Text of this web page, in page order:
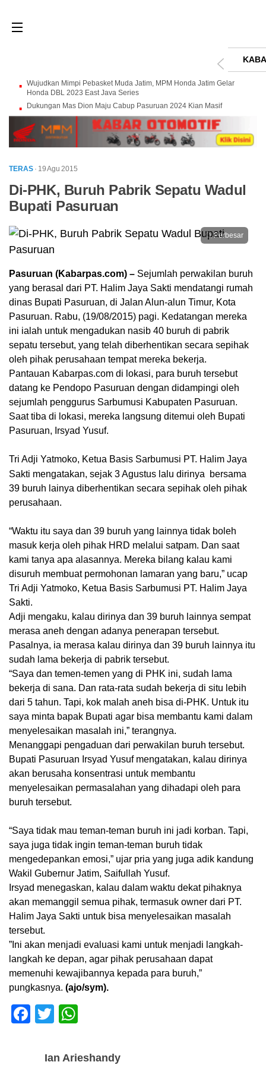
Wujudkan Mimpi Pebasket Muda Jatim, MPM Honda Jatim Gelar
Honda DBL 2023 East Java Series
Dukungan Mas Dion Maju Cabup Pasuruan 2024 Kian Masif
TERAS · 19 Agu 2015
Di-PHK, Buruh Pabrik Sepatu Wadul
Bupati Pasuruan
Perbesar
Pasuruan (Kabarpas.com) – Sejumlah perwakilan‎ buruh
yang berasal dari PT. Halim Jaya‎ Sakti mendatangi rumah
dinas Bupati Pasuruan, di Jalan Alun-alun Timur, Kota
Pasuruan. Rabu, (19/08/2015) pagi. Kedatangan mereka
ini ialah untuk mengadukan nasib 40 buruh di pabrik
sepatu tersebut, yang telah diberhentikan secara sepihak
oleh pihak perusahaan tempat mereka bekerja.
Pantauan Kabarpas.com di lokasi‎, para buruh tersebut
datang ke Pendopo Pasuruan dengan didampingi oleh
sejumlah penggurus Sarbumusi Kabupaten Pasuruan.
Saat tiba di lokasi, mereka langsung ditemui oleh Bupati
Pasuruan, Irsyad Yusuf.
Tri Adji Yatmoko‎, Ketua Basis Sarbumusi PT. Halim Jaya
Sakti mengatakan, sejak 3 Agustus lalu dirinya bersama
39 buruh lainya‎ diberhentikan secara sepihak oleh pihak
perusahaan.
“Waktu itu saya dan 39 buruh yang lainnya tidak boleh
masuk kerja oleh pihak HRD melalui satpam. Dan saat
kami tanya apa alasannya. Mereka bilang kalau kami
disuruh membuat permohonan lamaran yang baru,” ucap
Tri Adji Yatmoko‎, Ketua Basis Sarbumusi PT. Halim Jaya
Sakti.
Adji mengaku, kalau dirinya dan 39 buruh lainnya sempat
merasa aneh dengan adanya penerapan tersebut.
Pasalnya, ia merasa kalau dirinya dan 39 buruh lainnya itu
sudah lama bekerja di pabrik tersebut.
“Saya dan temen-temen yang‎ di PHK ini, sudah lama
bekerja di sana. Dan rata-rata sudah bekerja di situ lebih
dari 5 tahun. Tapi, kok malah aneh bisa di-PHK. Untuk itu
saya minta bapak Bupati agar bisa membantu kami dalam
menyelesaikan masalah ini,” terangnya.
Menanggapi pengaduan dari perwakilan buruh tersebut.‎
Bupati Pasuruan Irsyad Yusuf mengatakan, kalau‎ dirinya
akan berusaha konsentrasi untuk membantu
menyelesaikan permasalahan yang dihadapi oleh para
buruh tersebut.‎
“Saya tidak mau teman-teman buruh ini jadi korban. Tapi,
saya juga tidak ingin teman-teman buruh tidak
mengedepankan emosi,” ujar pria yang juga adik kandung
Wakil Gubernur Jatim, Saifullah Yusuf.‎
Irsyad menegaskan, kalau dalam waktu dekat pihaknya
akan memanggil semua pihak, termasuk owner dari PT.
Halim Jaya Sakti untuk bisa menyelesaikan masalah
tersebut.
‎”Ini akan menjadi evaluasi kami untuk menjadi langkah-
langkah ke depan, agar pihak perusahaan dapat
memenuhi kewajibannya kepada para buruh,”
pungkasnya. (ajo/sym).
F
T
tt
at
Ian Arieshandy